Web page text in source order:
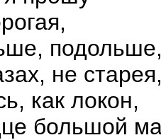
не
как локон,
большой